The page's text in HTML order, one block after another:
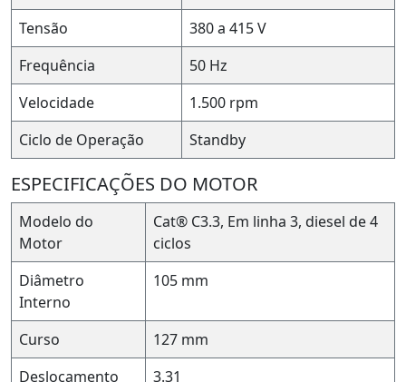
Tensão
380 a 415 V
Frequência
50 Hz
Velocidade
1.500 rpm
Ciclo de Operação
Standby
ESPECIFICAÇÕES DO MOTOR
Modelo do
Motor
Cat® C3.3, Em linha 3, diesel de 4
ciclos
Diâmetro
Interno
105 mm
Curso
127 mm
Deslocamento
3.31